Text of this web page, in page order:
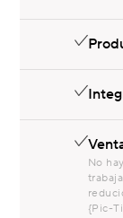
No
{Pic-